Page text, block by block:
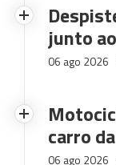
junto
06 ago 2026
carro
06 ago 2026